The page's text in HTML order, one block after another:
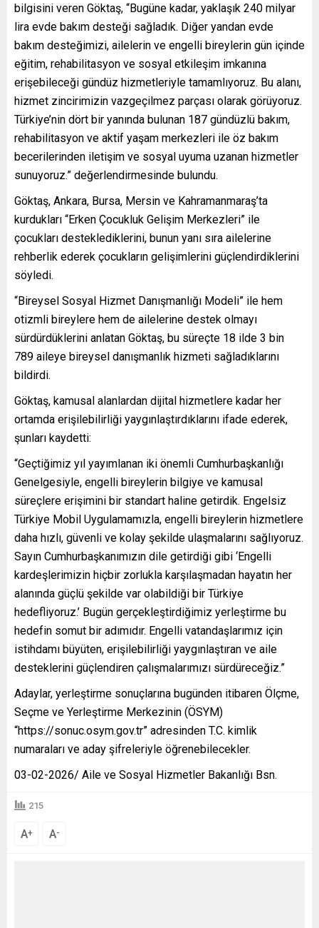
bilgisini veren Göktaş, “Bugüne kadar, yaklaşık 240 milyar
lira evde bakım desteği sağladık. Diğer yandan evde
bakım desteğimizi, ailelerin ve engelli bireylerin gün içinde
eğitim, rehabilitasyon ve sosyal etkileşim imkanına
erişebileceği gündüz hizmetleriyle tamamlıyoruz. Bu alanı,
hizmet zincirimizin vazgeçilmez parçası olarak görüyoruz.
Türkiye’nin dört bir yanında bulunan 187 gündüzlü bakım,
rehabilitasyon ve aktif yaşam merkezleri ile öz bakım
becerilerinden iletişim ve sosyal uyuma uzanan hizmetler
sunuyoruz.” değerlendirmesinde bulundu.
Göktaş, Ankara, Bursa, Mersin ve Kahramanmaraş’ta
kurdukları “Erken Çocukluk Gelişim Merkezleri” ile
çocukları desteklediklerini, bunun yanı sıra ailelerine
rehberlik ederek çocukların gelişimlerini güçlendirdiklerini
söyledi.
“Bireysel Sosyal Hizmet Danışmanlığı Modeli” ile hem
otizmli bireylere hem de ailelerine destek olmayı
sürdürdüklerini anlatan Göktaş, bu süreçte 18 ilde 3 bin
789 aileye bireysel danışmanlık hizmeti sağladıklarını
bildirdi.
Göktaş, kamusal alanlardan dijital hizmetlere kadar her
ortamda erişilebilirliği yaygınlaştırdıklarını ifade ederek,
şunları kaydetti:
“Geçtiğimiz yıl yayımlanan iki önemli Cumhurbaşkanlığı
Genelgesiyle, engelli bireylerin bilgiye ve kamusal
süreçlere erişimini bir standart haline getirdik. Engelsiz
Türkiye Mobil Uygulamamızla, engelli bireylerin hizmetlere
daha hızlı, güvenli ve kolay şekilde ulaşmalarını sağlıyoruz.
Sayın Cumhurbaşkanımızın dile getirdiği gibi ‘Engelli
kardeşlerimizin hiçbir zorlukla karşılaşmadan hayatın her
alanında güçlü şekilde var olabildiği bir Türkiye
hedefliyoruz.’ Bugün gerçekleştirdiğimiz yerleştirme bu
hedefin somut bir adımıdır. Engelli vatandaşlarımız için
istihdamı büyüten, erişilebilirliği yaygınlaştıran ve aile
desteklerini güçlendiren çalışmalarımızı sürdüreceğiz.”
Adaylar, yerleştirme sonuçlarına bugünden itibaren Ölçme,
Seçme ve Yerleştirme Merkezinin (ÖSYM)
“https://sonuc.osym.gov.tr” adresinden T.C. kimlik
numaraları ve aday şifreleriyle öğrenebilecekler.
03-02-2026/ Aile ve Sosyal Hizmetler Bakanlığı Bsn.
215
A+ A-